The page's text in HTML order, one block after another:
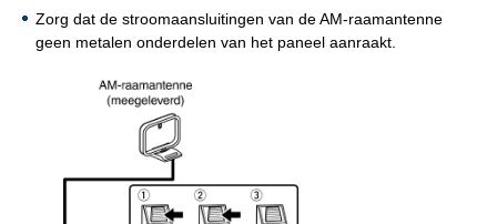
Zorg dat de stroomaansluitingen van de AM-raamantenne
geen metalen onderdelen van het paneel aanraakt.